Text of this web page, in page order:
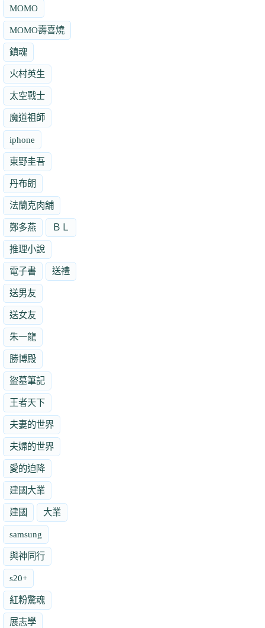
MOMO
MOMO壽喜燒
鎮魂
火村英生
太空戰士
魔道祖師
iphone
東野圭吾
丹布朗
法蘭克肉舖
鄭多燕 ＢＬ
推理小說
電子書 送禮
送男友
送女友
朱一龍
勝博殿
盜墓筆記
王者天下
夫妻的世界
夫婦的世界
愛的迫降
建國大業
建國 大業
samsung
與神同行
s20+
紅粉驚魂
展志學